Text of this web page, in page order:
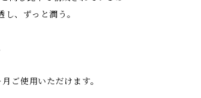
、ずっと潤う。
ご使用いただけます。